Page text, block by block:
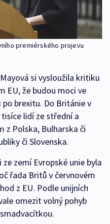
premiérského projevu
si vysloužila kritiku
EU, že budou moci ve
brexitu. Do Británie v
lidí ze střední a
z Polska, Bulharska či
či Slovenska.
zemí Evropské unie byla
řada Britů v červnovém
z EU. Podle unijních
omezit volný pohyb